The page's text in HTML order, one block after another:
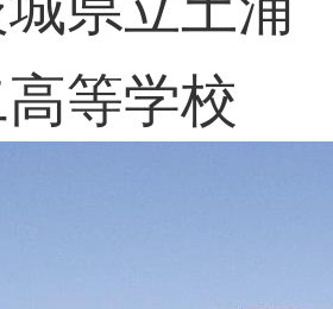
等学校